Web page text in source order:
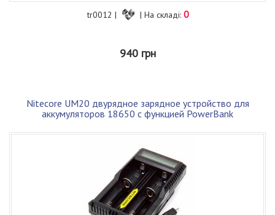
tr0012 | | На складі: 0
940 грн
Nitecore UM20 двурядное зарядное устройство для
аккумуляторов 18650 с функцией PowerBank